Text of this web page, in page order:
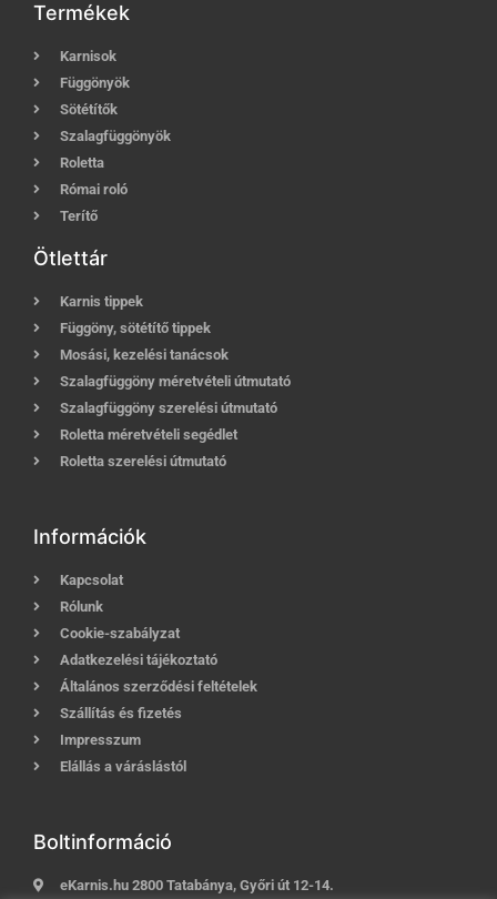
Termékek
Karnisok
Függönyök
Sötétítők
Szalagfüggönyök
Roletta
Római roló
Terítő
Ötlettár
Karnis tippek
Függöny, sötétítő tippek
Mosási, kezelési tanácsok
Szalagfüggöny méretvételi útmutató
Szalagfüggöny szerelési útmutató
Roletta méretvételi segédlet
Roletta szerelési útmutató
Információk
Kapcsolat
Rólunk
Cookie-szabályzat
Adatkezelési tájékoztató
Általános szerződési feltételek
Szállítás és fizetés
Impresszum
Elállás a váráslástól
Boltinformáció
eKarnis.hu 2800 Tatabánya, Győri út 12-14.